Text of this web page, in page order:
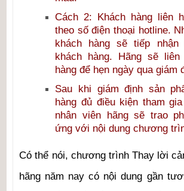
Cách 2: Khách hàng liên
theo số điện thoại hotline​.
khách hàng sẽ tiếp
khách hàng. Hãng sẽ
hàng để hẹn ngày qua giám
Sau khi giám định sản
hàng đủ điều kiện tham
nhân viên hãng sẽ trao
ứng với nội dung chương
Có thể nói, chương trình Thay lời
hãng năm nay có nội dung gần